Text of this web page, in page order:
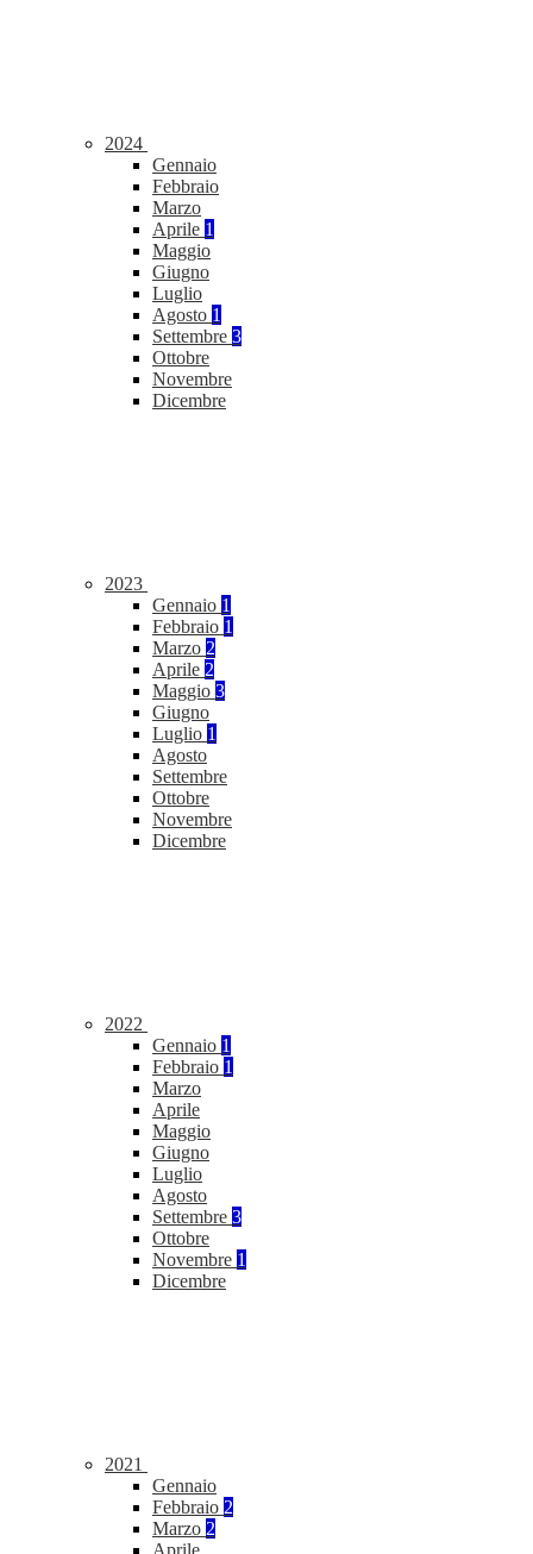
2024
Gennaio
Febbraio
Marzo
Aprile 1
Maggio
Giugno
Luglio
Agosto 1
Settembre 3
Ottobre
Novembre
Dicembre
2023
Gennaio 1
Febbraio 1
Marzo 2
Aprile 2
Maggio 3
Giugno
Luglio 1
Agosto
Settembre
Ottobre
Novembre
Dicembre
2022
Gennaio 1
Febbraio 1
Marzo
Aprile
Maggio
Giugno
Luglio
Agosto
Settembre 3
Ottobre
Novembre 1
Dicembre
2021
Gennaio
Febbraio 2
Marzo 2